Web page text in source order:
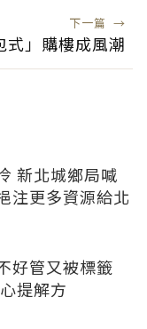
下一篇 →
式」購樓成風潮
新北城鄉局喊
注更多資源給北
好管又被標籤
提解方